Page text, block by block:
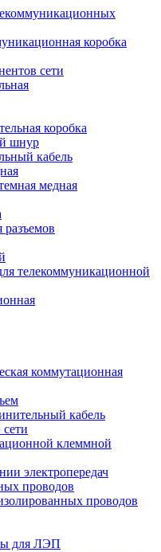
коробка
сети
коробка
шнур
кабель
медная
телекоммуникационной
коммутационная
кабель
клеммной
электропередач
проводов
проводов
для ЛЭП